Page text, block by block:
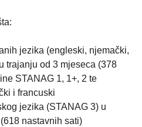
jezika (engleski, njemački,
trajanju od 3 mjeseca (378
STANAG 1, 1+, 2 te
i francuski
jezika (STANAG 3) u
nastavnih sati)